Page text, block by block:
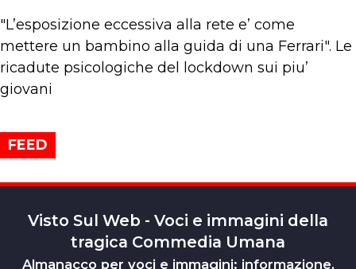
"L’esposizione eccessiva alla rete e’ come
mettere un bambino alla guida di una Ferrari". Le
ricadute psicologiche del lockdown sui piu’
giovani
FEED
Visto Sul Web - Voci e immagini della
tragica Commedia Umana
Almanacco per voci e immagini: informazione,